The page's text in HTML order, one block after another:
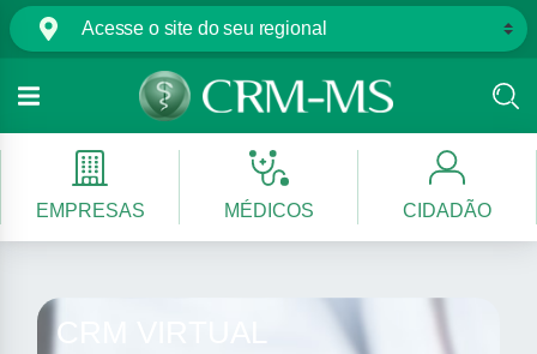
EMPRESAS MÉDICOS CIDADÃO
CRM VIRTUAL